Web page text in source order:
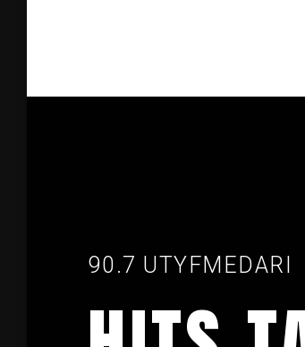
90.7 UTYFMEDARI